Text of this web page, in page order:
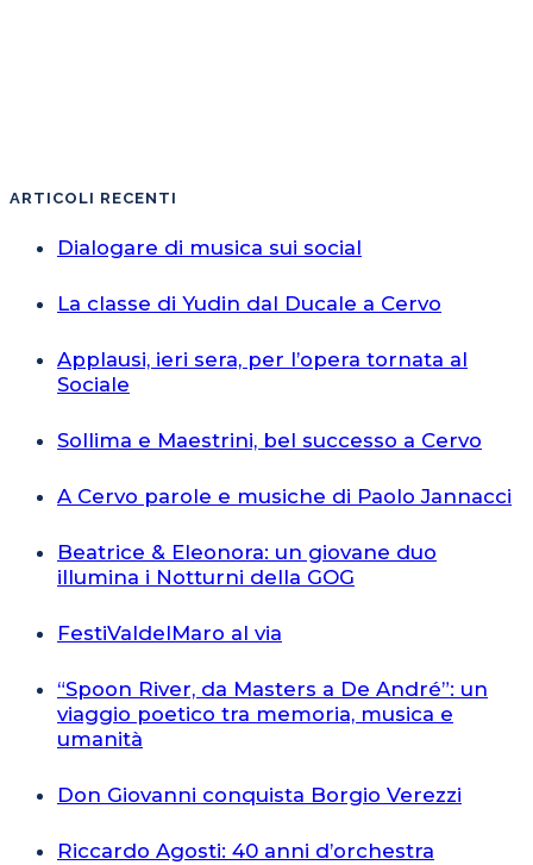
ARTICOLI RECENTI
Dialogare di musica sui social
La classe di Yudin dal Ducale a Cervo
Applausi, ieri sera, per l’opera tornata al
Sociale
Sollima e Maestrini, bel successo a Cervo
A Cervo parole e musiche di Paolo Jannacci
Beatrice & Eleonora: un giovane duo
illumina i Notturni della GOG
FestiValdelMaro al via
“Spoon River, da Masters a De André”: un
viaggio poetico tra memoria, musica e
umanità
Don Giovanni conquista Borgio Verezzi
Riccardo Agosti: 40 anni d’orchestra